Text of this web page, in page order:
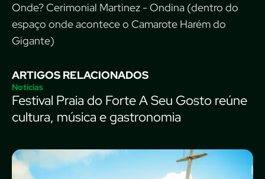
Onde? Cerimonial Martinez - Ondina (dentro do
espaço onde acontece o Camarote Harém do
Gigante)
ARTIGOS RELACIONADOS
Notícias
Festival Praia do Forte A Seu Gosto reúne
cultura, música e gastronomia